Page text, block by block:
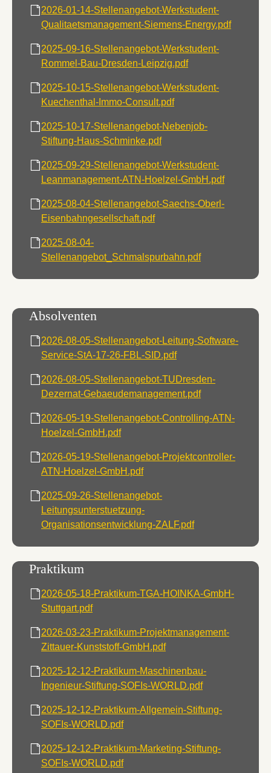
2026-01-14-Stellenangebot-Werkstudent-
Qualitaetsmanagement-Siemens-Energy.pdf
2025-09-16-Stellenangebot-Werkstudent-
Rommel-Bau-Dresden-Leipzig.pdf
2025-10-15-Stellenangebot-Werkstudent-
Kuechenthal-Immo-Consult.pdf
2025-10-17-Stellenangebot-Nebenjob-
Stiftung-Haus-Schminke.pdf
2025-09-29-Stellenangebot-Werkstudent-
Leanmanagement-ATN-Hoelzel-GmbH.pdf
2025-08-04-Stellenangebot-Saechs-Oberl-
Eisenbahngesellschaft.pdf
2025-08-04-
Stellenangebot_Schmalspurbahn.pdf
Absolventen
2026-08-05-Stellenangebot-Leitung-Software-
Service-StA-17-26-FBL-SID.pdf
2026-08-05-Stellenangebot-TUDresden-
Dezernat-Gebaeudemanagement.pdf
2026-05-19-Stellenangebot-Controlling-ATN-
Hoelzel-GmbH.pdf
2026-05-19-Stellenangebot-Projektcontroller-
ATN-Hoelzel-GmbH.pdf
2025-09-26-Stellenangebot-
Leitungsunterstuetzung-
Organisationsentwicklung-ZALF.pdf
Praktikum
2026-05-18-Praktikum-TGA-HOINKA-GmbH-
Stuttgart.pdf
2026-03-23-Praktikum-Projektmanagement-
Zittauer-Kunststoff-GmbH.pdf
2025-12-12-Praktikum-Maschinenbau-
Ingenieur-Stiftung-SOFIs-WORLD.pdf
2025-12-12-Praktikum-Allgemein-Stiftung-
SOFIs-WORLD.pdf
2025-12-12-Praktikum-Marketing-Stiftung-
SOFIs-WORLD.pdf